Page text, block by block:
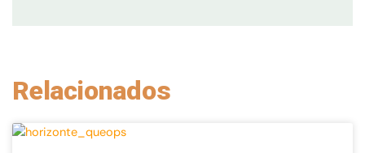
Relacionados